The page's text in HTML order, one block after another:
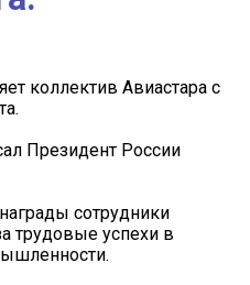
коллектив Авиастара с
Президент России
сотрудники
трудовые успехи в